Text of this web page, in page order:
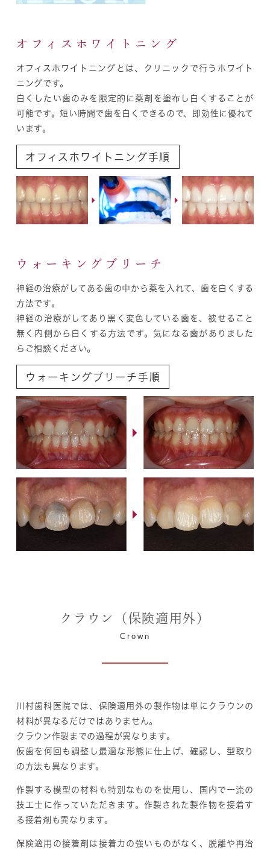
オフィスホワイトニング
オフィスホワイトニングとは、 クリニックで行う ホワイト
ニングです。
白くしたい歯のみを限定的に薬剤を塗布し白くすることが
可能です。短い時間で歯を白くできるので、即効性に優れて
います。
オフィスホワイトニング手順
ウォーキングブリーチ
神経の治療がしてある歯の中から薬を入れて、歯を白くする
方法です。
神経の治療がしてあり黒く変色している歯を、被せること
無く内側から白くする方法です。気になる歯がありました
らご相談ください。
ウォーキングブリーチ手順
クラウン（保険適用外）
Crown
川村歯科医院では、保険適用外の製作物は単にクラウンの
材料が異なるだけではありません。
クラウン作製までの過程が異なります。
仮歯を何回も調整し最適な形態に仕上げ、確認し、型取り
の方法も異なります。
作製する模型の材料も特別なものを使用し、
国内で一流の
技工士 に作っていただきます。作製された製作物を 接着す
る接着剤 も異なります。
保険適用の接着剤は接着力の強いものがなく、脱離や再治